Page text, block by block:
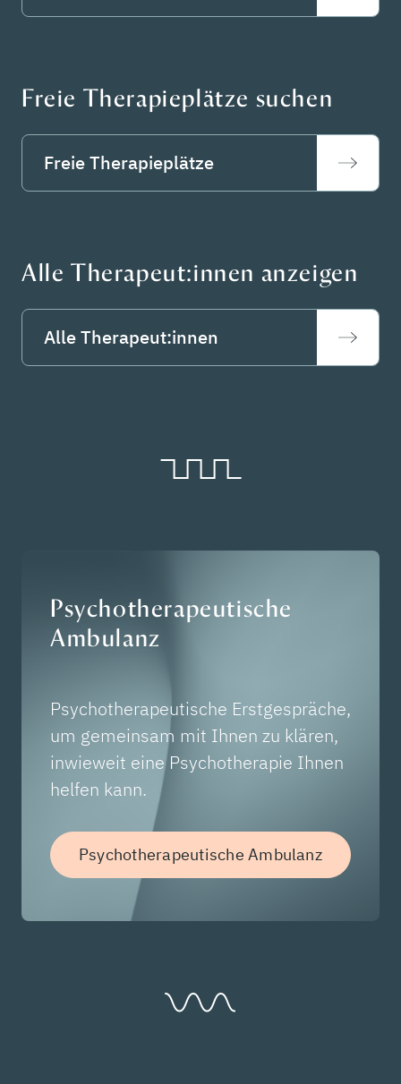
Freie Therapieplätze suchen
Freie Therapieplätze
Alle Therapeut:innen anzeigen
Alle Therapeut:innen
Psychotherapeutische
Ambulanz
Psychotherapeutische Erstgespräche,
um gemeinsam mit Ihnen zu klären,
inwieweit eine Psychotherapie Ihnen
helfen kann.
Psychotherapeutische Ambulanz